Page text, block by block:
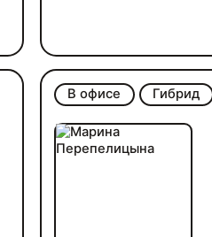
В офисе Гибрид